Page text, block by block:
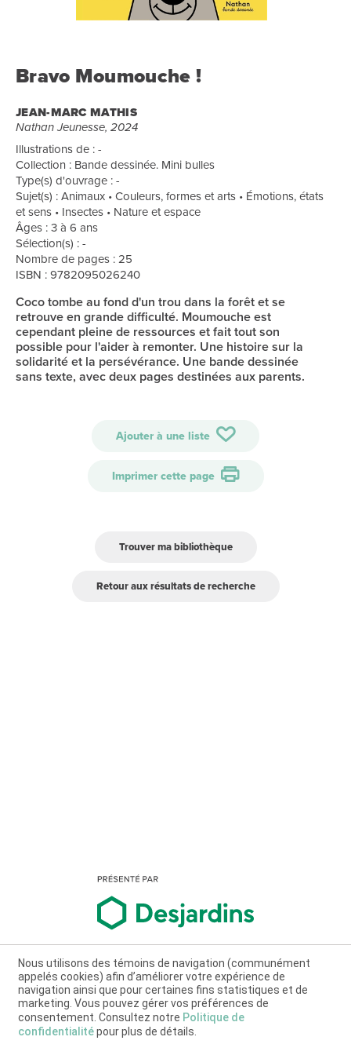
Bravo Moumouche !
JEAN-MARC MATHIS
Nathan Jeunesse, 2024
Illustrations de : -
Collection : Bande dessinée. Mini bulles
Type(s) d'ouvrage : -
Sujet(s) : Animaux • Couleurs, formes et arts • Émotions, états
et sens • Insectes • Nature et espace
Âges : 3 à 6 ans
Sélection(s) : -
Nombre de pages : 25
ISBN : 9782095026240
Coco tombe au fond d'un trou dans la forêt et se
retrouve en grande difficulté. Moumouche est
cependant pleine de ressources et fait tout son
possible pour l'aider à remonter. Une histoire sur la
solidarité et la persévérance. Une bande dessinée
sans texte, avec deux pages destinées aux parents.
Ajouter à une liste
Imprimer cette page
Trouver ma bibliothèque
Retour aux résultats de recherche
Nous utilisons des témoins de navigation (communément
appelés cookies) afin d’améliorer votre expérience de
navigation ainsi que pour certaines fins statistiques et de
marketing. Vous pouvez gérer vos préférences de
consentement. Consultez notre Politique de
confidentialitépour plus de détails.